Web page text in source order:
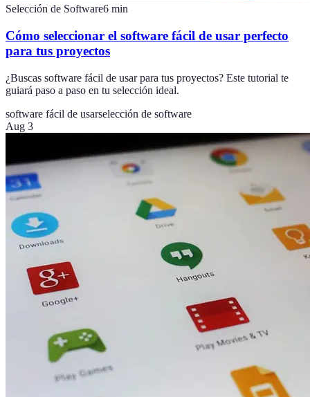
Selección de Software6 min
Cómo seleccionar el software fácil de usar perfecto
para tus proyectos
¿Buscas software fácil de usar para tus proyectos? Este tutorial te
guiará paso a paso en tu selección ideal.
software fácil de usarselección de software
Aug 3